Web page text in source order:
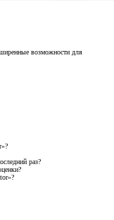
возможности для
раз?